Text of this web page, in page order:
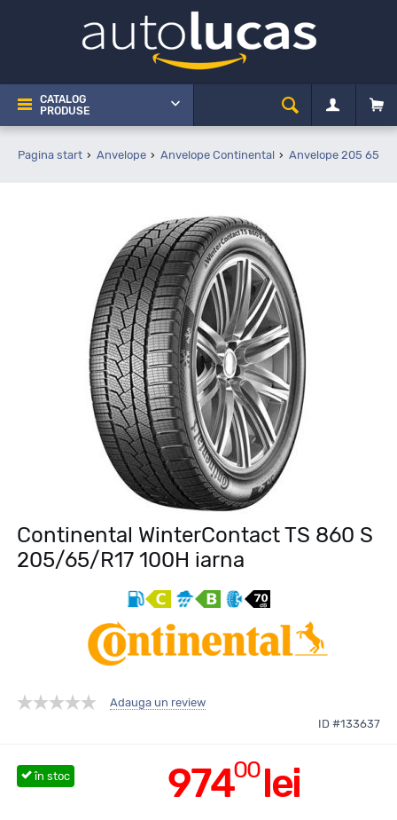
CATALOG
PRODUSE
Pagina start Anvelope Anvelope Continental Anvelope 205 65
Continental WinterContact TS 860 S
205/65/R17 100H iarna
Adauga un review
ID #133637
97400lei
în stoc